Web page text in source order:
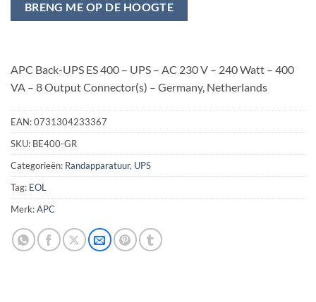
BRENG ME OP DE HOOGTE
APC Back-UPS ES 400 – UPS – AC 230 V – 240 Watt – 400
VA – 8 Output Connector(s) – Germany, Netherlands
EAN:0731304233367
SKU: BE400-GR
Categorieën: Randapparatuur, UPS
Tag: EOL
Merk:APC